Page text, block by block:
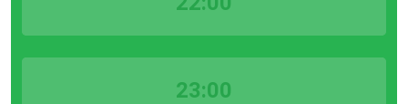
23:00